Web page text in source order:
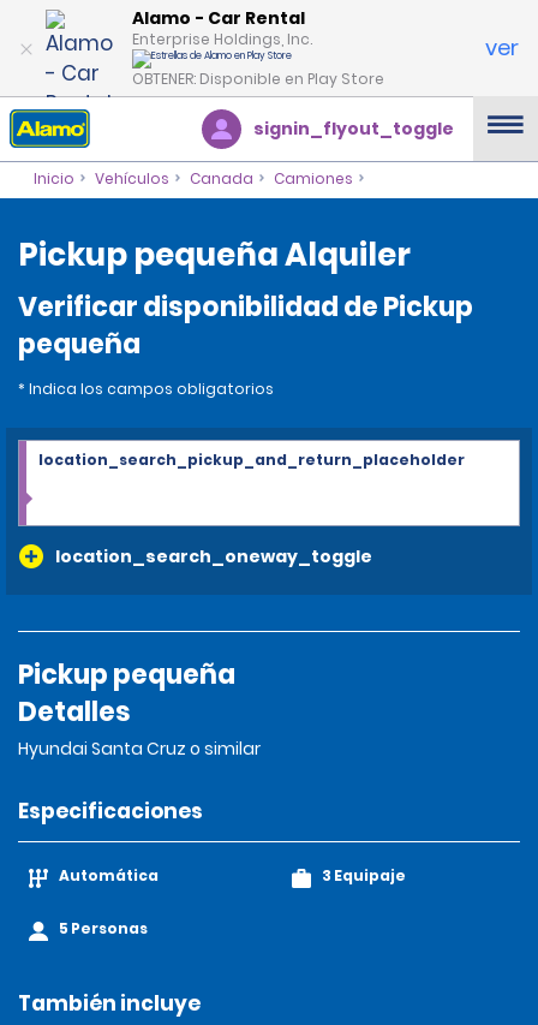
Alamo - Car Rental
Enterprise Holdings, Inc.
OBTENER: Disponible en Play Store
ver
signin_flyout_toggle
Inicio Vehículos Canada Camiones
Pickup pequeña Alquiler
Verificar disponibilidad de Pickup
pequeña
* Indica los campos obligatorios
location_search_oneway_toggle
location_search_pickup_and_return_placeholder
Pickup pequeña
Detalles
Hyundai Santa Cruz o similar
Especificaciones
Automática
5 Personas
3 Equipaje
También incluye